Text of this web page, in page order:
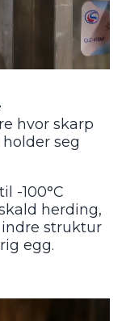
hvor skarp
seg
-100°C
herding,
struktur
egg.